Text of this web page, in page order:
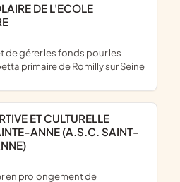
primaire de Romilly sur Seine
ANNE (A.S.C. SAINT-